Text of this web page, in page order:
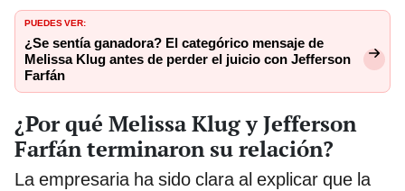
PUEDES VER:
¿Se sentía ganadora? El categórico mensaje de
Melissa Klug antes de perder el juicio con Jefferson
Farfán
¿Por qué Melissa Klug y Jefferson
Farfán terminaron su relación?
La empresaria ha sido clara al explicar que la